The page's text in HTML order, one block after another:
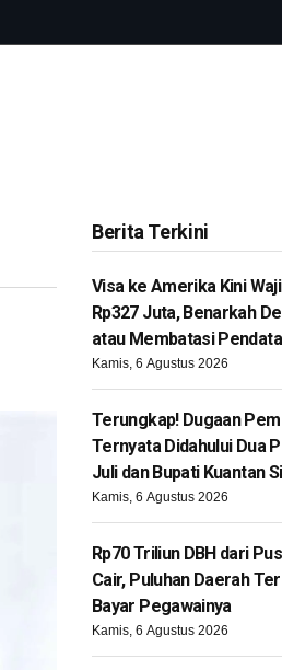
Berita Terkini
Visa ke Amerika Kini
Rp327 Juta, Benarkah
atau Membatasi
Kamis, 6 Agustus 2026
Terungkap! Dugaan
Ternyata Didahului Dua
Juli dan Bupati Kuantan
Kamis, 6 Agustus 2026
Rp70 Triliun DBH dari
Cair, Puluhan Daerah
Bayar Pegawainya
Kamis, 6 Agustus 2026